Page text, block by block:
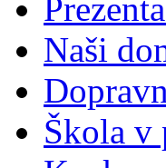
Naši
Škola v